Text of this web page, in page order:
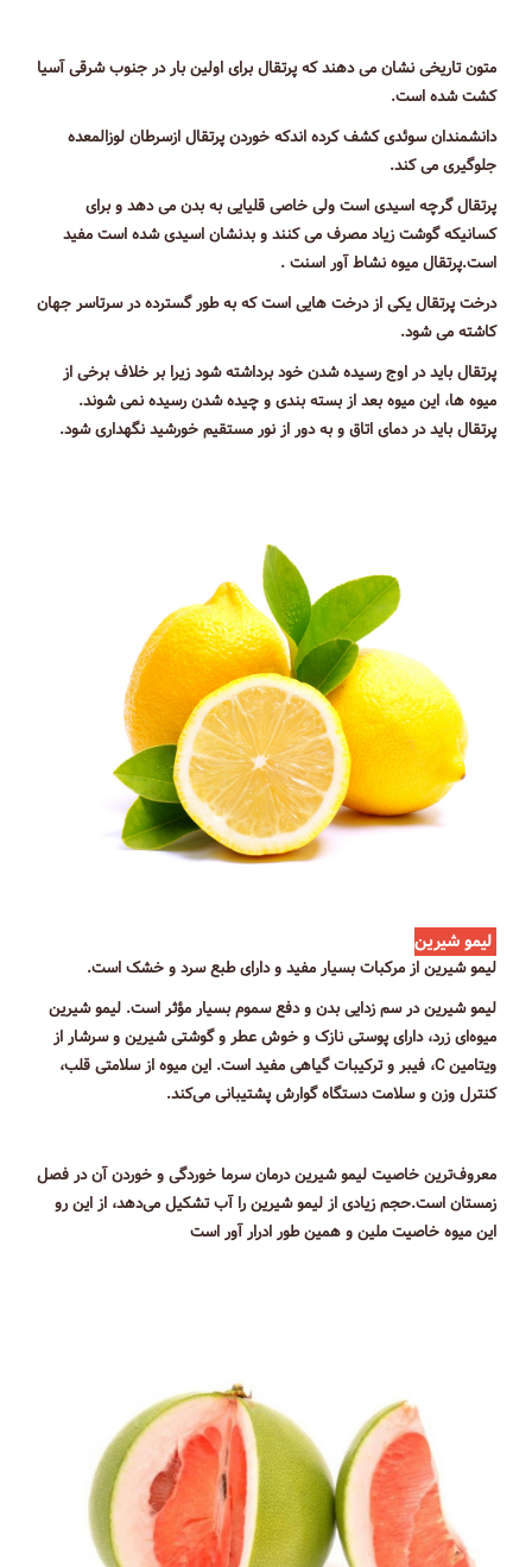
متون تاریخی نشان می دهند كه پرتقال برای اولین بار در جنوب شرقی آسیا
كشت شده است.
دانشمندان سوئدی کشف کرده اندکه خوردن پرتقال ازسرطان لوزالمعده
جلوگیری می کند.
پرتقال گرچه اسیدی است ولی خاصی قلیایی به بدن می دهد و برای
کسانیکه گوشت زیاد مصرف می کنند و بدنشان اسیدی شده است مفید
است.پرتقال میوه نشاط آور اسنت .
درخت پرتقال یکی از درخت هایی است که به طور گسترده در سرتاسر جهان
کاشته می شود.
پرتقال باید در اوج رسیده شدن خود برداشته شود زیرا بر خلاف برخی از
میوه ها، این میوه بعد از بسته بندی و چیده شدن رسیده نمی شوند.
پرتقال باید در دمای اتاق و به دور از نور مستقیم خورشید نگهداری شود.
لیمو شیرین
لیمو شیرین از مرکبات بسیار مفید و دارای طبع سرد و خشک است.
لیمو شیرین در سم زدایی بدن و دفع سموم بسیار مؤثر است. لیمو شیرین
میوه‌ای زرد، دارای پوستی نازک و خوش عطر و گوشتی شیرین و سرشار از
ویتامین C، فیبر و ترکیبات گیاهی مفید است. این میوه از سلامتی قلب،
کنترل وزن و سلامت دستگاه گوارش پشتیبانی می‌کند.
معروف‌ترین خاصیت لیمو شیرین درمان سرما خوردگی و خوردن آن در فصل
زمستان است.حجم زیادی از لیمو شیرین را آب تشکیل می‌دهد، از این رو
این میوه خاصیت ملین و همین طور ادرار آور است